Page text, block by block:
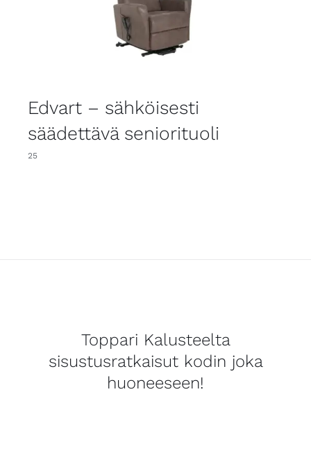
Edvart – sähköisesti
säädettävä seniorituoli
25
Toppari Kalusteelta
sisustusratkaisut kodin joka
huoneeseen!